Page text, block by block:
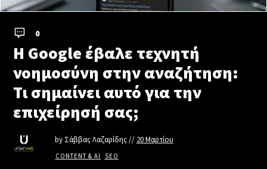
0
Η Google έβαλε τεχνητή
νοημοσύνη στην αναζήτηση:
Τι σημαίνει αυτό για την
επιχείρησή σας;
by Σάββας Λαζαρίδης // 20 Μαρτίου
CONTENT & AI SEO